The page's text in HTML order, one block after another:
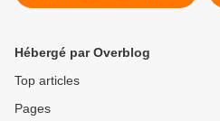
janvier pour les vœux du
Hébergé par Overblog
Top articles
Pages